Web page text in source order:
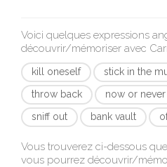
Voici quelques expressions
découvrir/mémoriser avec
kill oneself stick in the
throw back
now or never
sniff out
bank vault
Vous trouverez ci-dessous
vous pourrez découvrir/